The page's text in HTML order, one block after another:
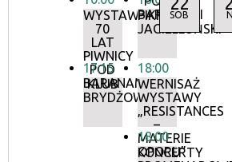
WYSTAWA:
70
LAT
PIWNICY
POD
BARANAMI
17:15
KLUB
BRYDŻOWY
BARANAMI
PIKNIK
JAGIELLOŃSKI
18:00
WERNISAŻ
WYSTAWY
„RESISTANCES
–
MATERIE
OPORU”
18:00
KONCERTY
SOB